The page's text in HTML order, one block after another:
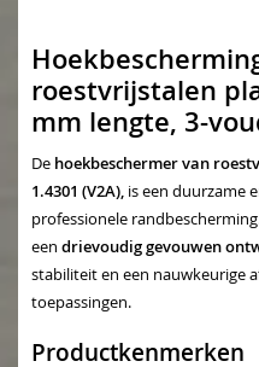
roestvrijstalen
mm lengte, 3-
De hoekbeschermer van
1.4301 (V2A), is een duurzame
professionele
een drievoudig gevouwen
stabiliteit en een nauwkeurige
toepassingen.
Productkenmerken